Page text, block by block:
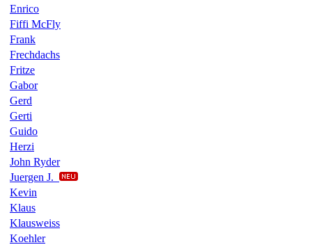
Enrico
Fiffi McFly
Frank
Frechdachs
Fritze
Gabor
Gerd
Gerti
Guido
Herzi
John Ryder
Juergen J.
Kevin
Klaus
Klausweiss
Koehler